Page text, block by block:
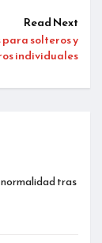
Read Next
solteros y
individuales
tras